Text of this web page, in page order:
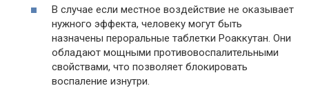
В случае если местное воздействие не оказывает
нужного эффекта, человеку могут быть
назначены пероральные таблетки Роаккутан. Они
обладают мощными противовоспалительными
свойствами, что позволяет блокировать
воспаление изнутри.